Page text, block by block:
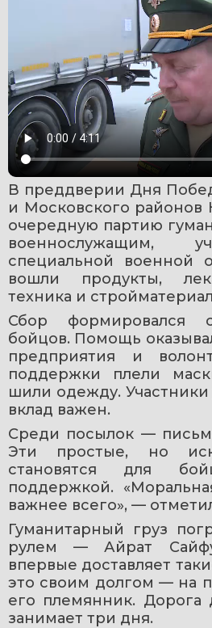
В преддверии Дня
и Московского районов
очередную партию
военнослужащим,
специальной военной
вошли продукты,
техника и
Сбор формировался
бойцов. Помощь
предприятия и
поддержки плели
шили одежду.
вклад важен.
Среди посылок —
Эти простые, но
становятся для
поддержкой.
важнее всего», —
Гуманитарный груз
рулем — Айрат
впервые доставляет
это своим долгом — на
его племянник.
занимает три дня.